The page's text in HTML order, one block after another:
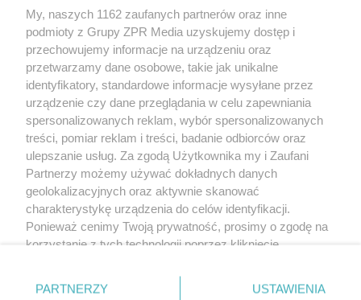
Żaden utwór zamieszczony w serwisie nie może być powielany i
rozpowszechniany lub dalej rozpowszechniany w jakikolwiek sposób (w
tym także elektroniczny lub mechaniczny) na jakimkolwiek polu
eksploatacji w jakiejkolwiek formie, włącznie z umieszczaniem w Internecie
bez pisemnej zgody właściciela praw. Jakiekolwiek użycie lub
wykorzystanie utworów w całości lub w części z naruszeniem prawa, tzn.
bez właściwej zgody, jest zabronione pod groźbą kary i może być ścigane
prawnie.
O nas
My, naszych 1162 zaufanych partnerów oraz inne
podmioty z Grupy ZPR Media uzyskujemy dostęp i
przechowujemy informacje na urządzeniu oraz
przetwarzamy dane osobowe, takie jak unikalne
identyfikatory, standardowe informacje wysyłane przez
urządzenie czy dane przeglądania w celu zapewniania
spersonalizowanych reklam, wybór spersonalizowanych
treści, pomiar reklam i treści, badanie odbiorców oraz
ulepszanie usług. Za zgodą Użytkownika my i Zaufani
Partnerzy możemy używać dokładnych danych
geolokalizacyjnych oraz aktywnie skanować
charakterystykę urządzenia do celów identyfikacji.
Ponieważ cenimy Twoją prywatność, prosimy o zgodę na
korzystanie z tych technologii poprzez kliknięcie
zmienić/wycofać klikając przycisk ustawień prywatności
PARTNERZY USTAWIENIA